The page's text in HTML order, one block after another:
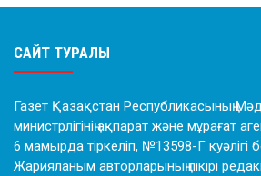
САЙТ ТУРАЛЫ
Газет Қазақстан Республикасының
министрлігінің ақпарат және мұрағат
6 мамырда тіркеліп, №13598-Г куәлігі
Жарияланым авторларының пікірі